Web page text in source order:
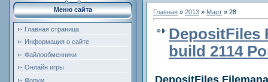
Меню сайта
Главная страница
Информация о сайте
Файлообменники
Онлайн игры
Форум
Главная » 2013 » Март » 28
DepositFiles
build 2114
DepositFiles